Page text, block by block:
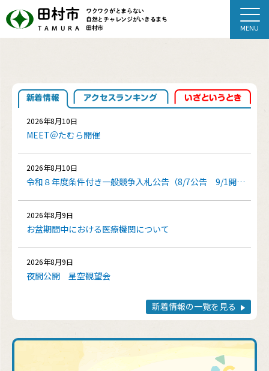
田村市
TAMURA
ワクワクがとまらない
自然とチャレンジがいきるまち
田村市
新着情報 アクセスランキング いざというとき
2026年8月10日
MEET＠たむら開催
2026年8月10日
令和８年度条件付き一般競争入札公告（8/7公告 9/1開札）
2026年8月9日
お盆期間中における医療機関について
2026年8月9日
夜間公開 星空観望会
新着情報の一覧を見る